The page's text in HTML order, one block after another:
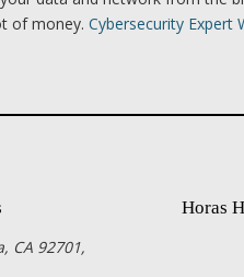
of money. Cybersecurity Expert
CA 92701,
Horas